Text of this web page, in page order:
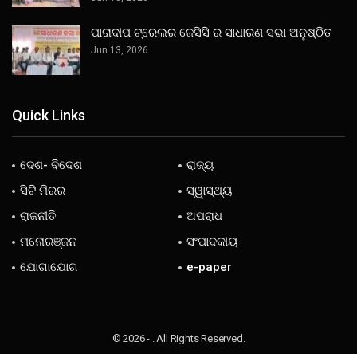
ପାରାଦୀପ ଟ୍ରେଲର ଜେସିସି ର ସାଧାରଣ ସଭା ଅନୁଷ୍ଠିତ
Jun 13, 2026
Quick Links
ଦେଶ- ବିଦେଶ
ରାଜ୍ୟ
ସିଟି ମିରର
ସ୍ୱାସ୍ଥ୍ୟ
ରାଜନୀତି
ଅପରାଧ
ମନୋରଞ୍ଜନ
ସଂପାଦକୀୟ
ଯୋଗାଯୋଗ
e-paper
© 2026 - . All Rights Reserved.